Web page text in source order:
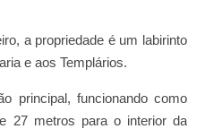
a propriedade é um labirinto
e aos Templários.
principal, funcionando como
27 metros para o interior da